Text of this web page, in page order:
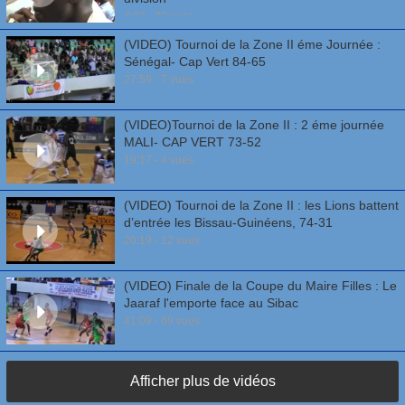
4:03 - 32 vues
(VIDEO) Tournoi de la Zone II éme Journée :
Sénégal- Cap Vert 84-65
27:59 - 7 vues
(VIDEO)Tournoi de la Zone II : 2 éme journée
MALI- CAP VERT 73-52
19:17 - 4 vues
(VIDEO) Tournoi de la Zone II : les Lions battent
d’entrée les Bissau-Guinéens, 74-31
20:19 - 12 vues
(VIDEO) Finale de la Coupe du Maire Filles : Le
Jaaraf l'emporte face au Sibac
41:09 - 69 vues
Afficher plus de vidéos